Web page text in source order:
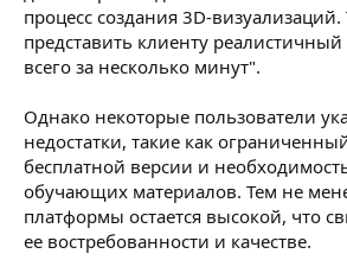
процесс создания 3D-визуализаций.
представить клиенту
всего за несколько минут".
Однако некоторые пользователи
недостатки, такие как
бесплатной версии и
обучающих материалов. Тем не
платформы остается высокой, что
ее востребованности и качестве.